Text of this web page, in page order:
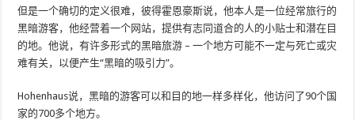
但是一个确切的定义很难，彼得霍恩豪斯说，他本人是一位经常旅行的
黑暗游客，他经营着一个网站，提供有志同道合的人的小贴士和潜在目
的地。他说，有许多形式的黑暗旅游 – 一个地方可能不一定与死亡或灾
难有关，以便产生“黑暗的吸引力”。
Hohenhaus说，黑暗的游客可以和目的地一样多样化，他访问了90个国
家的700多个地方。